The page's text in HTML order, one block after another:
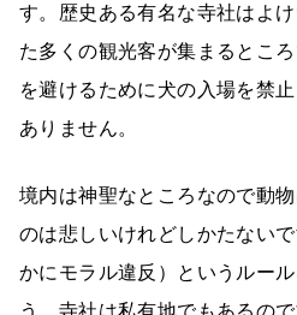
す。歴史ある有名な寺社はよ
た多くの観光客が集まるとこ
を避けるために犬の入場を禁
ありません。
境内は神聖なところなので動
のは悲しいけれどしかたない
かにモラル違反）というルー